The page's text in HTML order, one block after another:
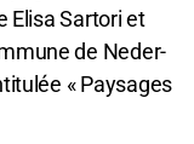
Elisa Sartori et
de Neder-
« Paysages